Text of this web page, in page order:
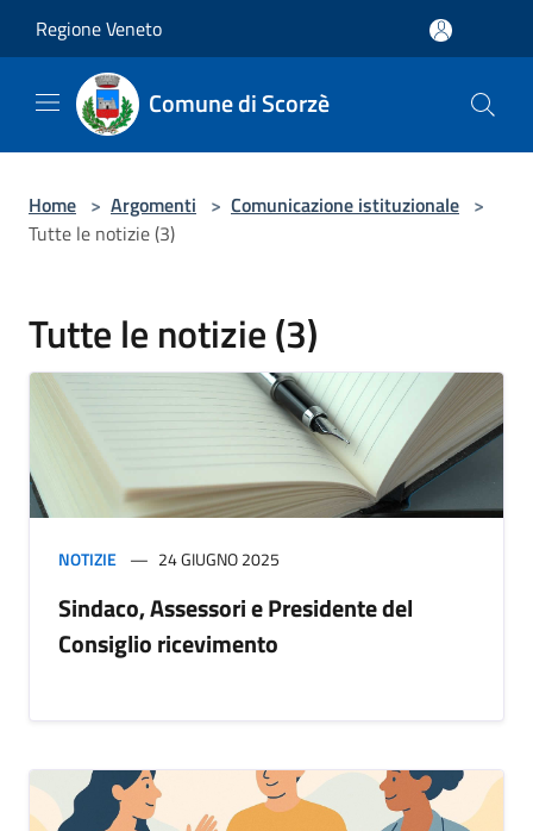
Regione Veneto
Comune di Scorzè
Home > Argomenti > Comunicazione istituzionale >
Tutte le notizie (3)
Tutte le notizie (3)
NOTIZIE 24 GIUGNO 2025
Sindaco, Assessori e Presidente del
Consiglio ricevimento